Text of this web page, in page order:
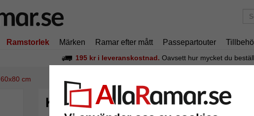
Ramstorlek Märken Ramar efter mått Passepartouter
195 kr i leveranskostnad. Oavsett hur mycket du
60x80 cm
Köp ramar på 60 x 80 cm online